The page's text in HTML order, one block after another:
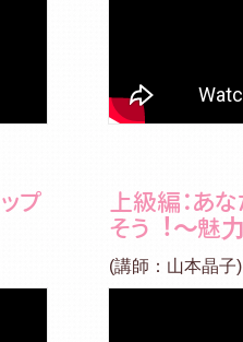
プ 上級編：あ
そう︕～魅
(講師：山本晶子)